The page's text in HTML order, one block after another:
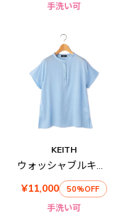
手洗い可
KEITH
ウォッシャブルキュプラブラウス
¥11,000
50%OFF
手洗い可